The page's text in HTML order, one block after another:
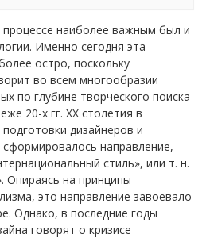
наиболее важным был и
Именно сегодня эта
остро, поскольку
во всем многообразии
по глубине творческого поиска
20-х гг. XX столетия в
дизайнеров и
направление,
стиль», или т. н.
Опираясь на принципы
это направление завоевало
Однако, в последние годы
говорят о кризисе